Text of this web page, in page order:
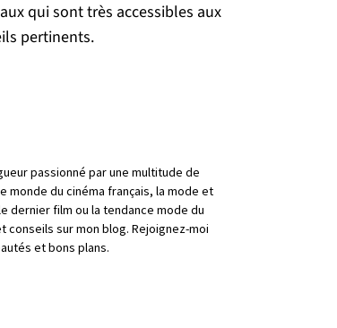
qui sont très accessibles aux
pertinents.
passionné par une multitude de
monde du cinéma français, la mode et
dernier film ou la tendance mode du
sur mon blog. Rejoignez-moi
et bons plans.